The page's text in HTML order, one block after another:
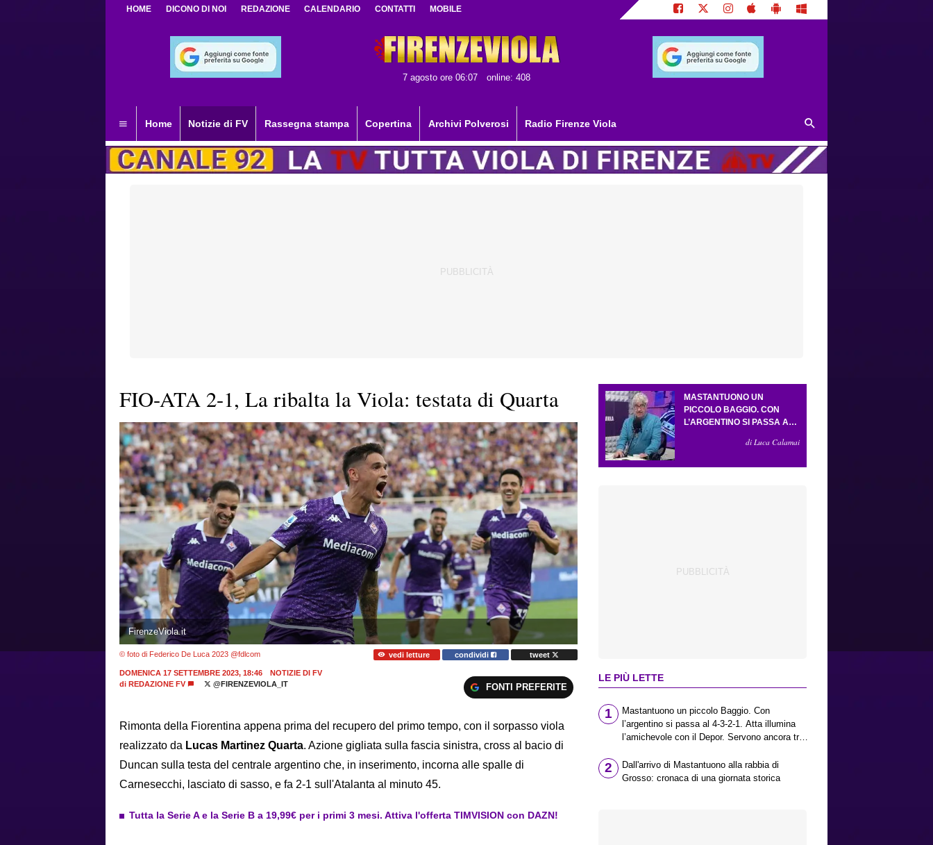
HOME DICONO DI NOI REDAZIONE CALENDARIO CONTATTI MOBILE
7 agosto ore 06:07 online: 408
Home Notizie di FV Rassegna stampa Copertina Archivi Polverosi Radio Firenze Viola
FIO-ATA 2-1, La ribalta la Viola: testata di Quarta
FirenzeViola.it
© foto di Federico De Luca 2023 @fdlcom vedi letture condividi tweet
DOMENICA 17 SETTEMBRE 2023, 18:46
NOTIZIE DI FV
di REDAZIONE FV @FIRENZEVIOLA_IT FONTI PREFERITE
Rimonta della Fiorentina appena prima del recupero del primo tempo, con il sorpasso viola
realizzato da Lucas Martinez Quarta. Azione gigliata sulla fascia sinistra, cross al bacio di
Duncan sulla testa del centrale argentino che, in inserimento, incorna alle spalle di
Carnesecchi, lasciato di sasso, e fa 2-1 sull'Atalanta al minuto 45.
Tutta la Serie A e la Serie B a 19,99€ per i primi 3 mesi. Attiva l'offerta TIMVISION con DAZN!
MASTANTUONO UN
PICCOLO BAGGIO. CON
L’ARGENTINO SI PASSA AL
L’AMICHEVOLE CON IL
di Luca Calamai
LE PIÙ LETTE
1
Mastantuono un piccolo Baggio. Con
l’argentino si passa al 4-3-2-1. Atta illumina
l’amichevole con il Depor. Servono ancora tre
Antognoni, un finale senza vincitori
2
Dall'arrivo di Mastantuono alla rabbia di
Grosso: cronaca di una giornata storica